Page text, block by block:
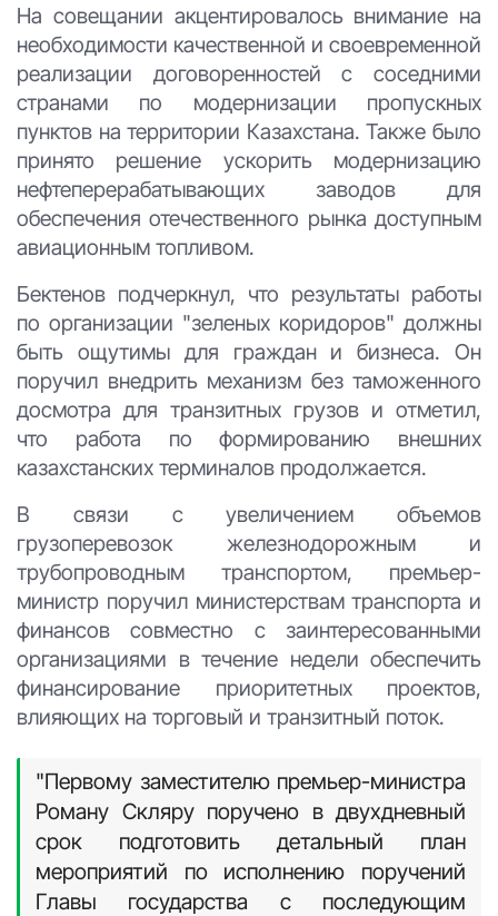
На совещании акцентировалось внимание на
необходимости качественной и своевременной
реализации договоренностей с соседними
странами по модернизации пропускных
пунктов на территории Казахстана. Также было
принято решение ускорить модернизацию
нефтеперерабатывающих заводов для
обеспечения отечественного рынка доступным
авиационным топливом.
Бектенов подчеркнул, что результаты работы
по организации "зеленых коридоров" должны
быть ощутимы для граждан и бизнеса. Он
поручил внедрить механизм без таможенного
досмотра для транзитных грузов и отметил,
что работа по формированию внешних
казахстанских терминалов продолжается.
В связи с увеличением объемов
грузоперевозок железнодорожным и
трубопроводным транспортом, премьер-
министр поручил министерствам транспорта и
финансов совместно с заинтересованными
организациями в течение недели обеспечить
финансирование приоритетных проектов,
влияющих на торговый и транзитный поток.
"Первому заместителю премьер-министра
Роману Скляру поручено в двухдневный
срок подготовить детальный план
мероприятий по исполнению поручений
Главы государства с последующим